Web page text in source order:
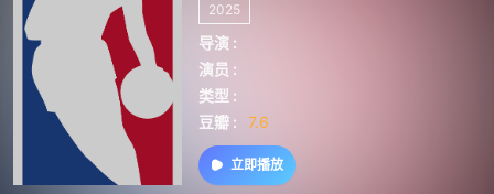
2025
导演 :
演员 :
类型 :
豆瓣 :
7.6
立即播放